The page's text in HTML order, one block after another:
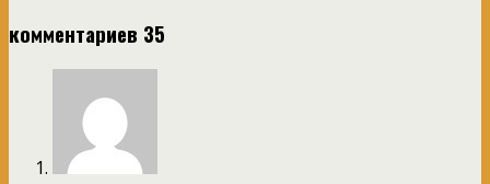
комментариев 35